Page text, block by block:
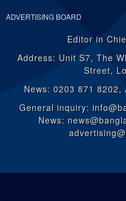
ADVERTISING BOARD
Editor in
Address: Unit S7, The
Street,
News: 0203 871
General inquiry:
News: